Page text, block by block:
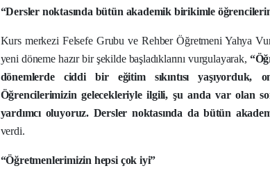
“Dersler noktasında bütün akademik birikimle
Kurs merkezi Felsefe Grubu ve Rehber Öğretmeni Yahya
yeni döneme hazır bir şekilde başladıklarını vurgulayarak,
dönemlerde ciddi bir eğitim sıkıntısı yaşıyorduk,
Öğrencilerimizin gelecekleriyle ilgili, şu anda var olan
yardımcı oluyoruz. Dersler noktasında da bütün
verdi.
“Öğretmenlerimizin hepsi çok iyi”